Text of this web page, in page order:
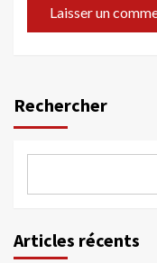
Rechercher
Articles récents